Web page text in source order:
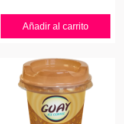
Añadir al carrito